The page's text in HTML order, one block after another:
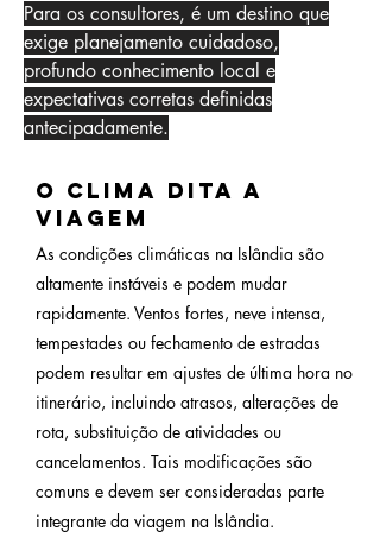
Para os consultores, é um destino que
exige planejamento cuidadoso,
profundo conhecimento local e
expectativas corretas definidas
antecipadamente.
O clima dita a
viagem
As condições climáticas na Islândia são
altamente instáveis e podem mudar
rapidamente. Ventos fortes, neve intensa,
tempestades ou fechamento de estradas
podem resultar em ajustes de última hora no
itinerário, incluindo atrasos, alterações de
rota, substituição de atividades ou
cancelamentos. Tais modificações são
comuns e devem ser consideradas parte
integrante da viagem na Islândia.